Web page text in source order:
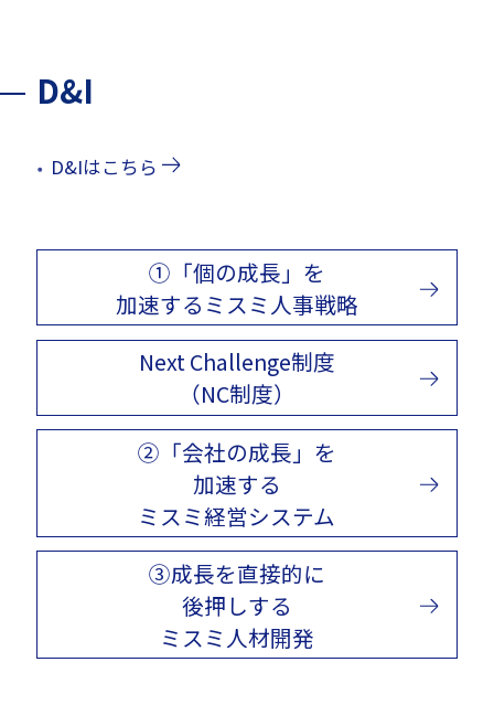
D&I
D&Iはこちら
①「個の成長」を
加速するミスミ人事戦略
Next Challenge制度
（NC制度）
②「会社の成長」を
加速する
ミスミ経営システム
③成長を直接的に
後押しする
ミスミ人材開発